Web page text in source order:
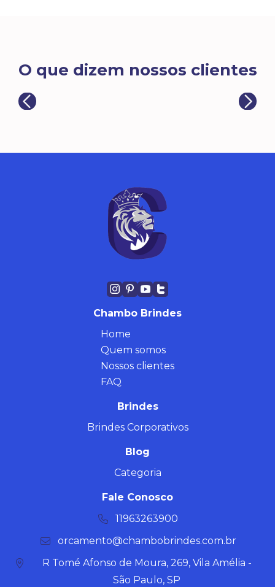
O que dizem nossos clientes
Chambo Brindes
Home
Quem somos
Nossos clientes
FAQ
Brindes
Brindes Corporativos
Blog
Categoria
Fale Conosco
11963263900
orcamento@chambobrindes.com.br
R Tomé Afonso de Moura, 269, Vila Amélia -
São Paulo, SP